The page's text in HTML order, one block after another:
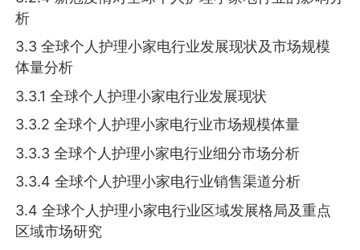
析
3.3 全球个人护理小家电行业发展现状及市场规模
体量分析
3.3.1 全球个人护理小家电行业发展现状
3.3.2 全球个人护理小家电行业市场规模体量
3.3.3 全球个人护理小家电行业细分市场分析
3.3.4 全球个人护理小家电行业销售渠道分析
3.4 全球个人护理小家电行业区域发展格局及重点
区域市场研究